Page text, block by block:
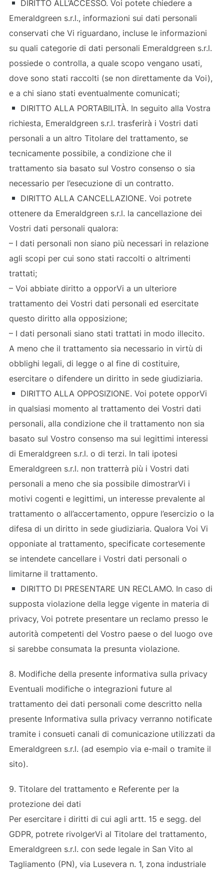
DIRITTO ALL’ACCESSO. Voi potete chiedere a
Emeraldgreen s.r.l., informazioni sui dati personali
conservati che Vi riguardano, incluse le informazioni
su quali categorie di dati personali Emeraldgreen s.r.l.
possiede o controlla, a quale scopo vengano usati,
dove sono stati raccolti (se non direttamente da Voi),
e a chi siano stati eventualmente comunicati;
DIRITTO ALLA PORTABILITÀ. In seguito alla Vostra
richiesta, Emeraldgreen s.r.l. trasferirà i Vostri dati
personali a un altro Titolare del trattamento, se
tecnicamente possibile, a condizione che il
trattamento sia basato sul Vostro consenso o sia
necessario per l’esecuzione di un contratto.
DIRITTO ALLA CANCELLAZIONE. Voi potrete
ottenere da Emeraldgreen s.r.l. la cancellazione dei
Vostri dati personali qualora:
– I dati personali non siano più necessari in relazione
agli scopi per cui sono stati raccolti o altrimenti
trattati;
– Voi abbiate diritto a opporVi a un ulteriore
trattamento dei Vostri dati personali ed esercitate
questo diritto alla opposizione;
– I dati personali siano stati trattati in modo illecito.
A meno che il trattamento sia necessario in virtù di
obblighi legali, di legge o al fine di costituire,
esercitare o difendere un diritto in sede giudiziaria.
DIRITTO ALLA OPPOSIZIONE. Voi potete opporVi
in qualsiasi momento al trattamento dei Vostri dati
personali, alla condizione che il trattamento non sia
basato sul Vostro consenso ma sui legittimi interessi
di Emeraldgreen s.r.l. o di terzi. In tali ipotesi
Emeraldgreen s.r.l. non tratterrà più i Vostri dati
personali a meno che sia possibile dimostrarVi i
motivi cogenti e legittimi, un interesse prevalente al
trattamento o all’accertamento, oppure l’esercizio o la
difesa di un diritto in sede giudiziaria. Qualora Voi Vi
opponiate al trattamento, specificate cortesemente
se intendete cancellare i Vostri dati personali o
limitarne il trattamento.
DIRITTO DI PRESENTARE UN RECLAMO. In caso di
supposta violazione della legge vigente in materia di
privacy, Voi potrete presentare un reclamo presso le
autorità competenti del Vostro paese o del luogo ove
si sarebbe consumata la presunta violazione.
8. Modifiche della presente informativa sulla privacy
Eventuali modifiche o integrazioni future al
trattamento dei dati personali come descritto nella
presente Informativa sulla privacy verranno notificate
tramite i consueti canali di comunicazione utilizzati da
Emeraldgreen s.r.l. (ad esempio via e-mail o tramite il
sito).
9. Titolare del trattamento e Referente per la
protezione dei dati
Per esercitare i diritti di cui agli artt. 15 e segg. del
GDPR, potrete rivolgerVi al Titolare del trattamento,
Emeraldgreen s.r.l. con sede legale in San Vito al
Tagliamento (PN), via Lusevera n. 1, zona industriale